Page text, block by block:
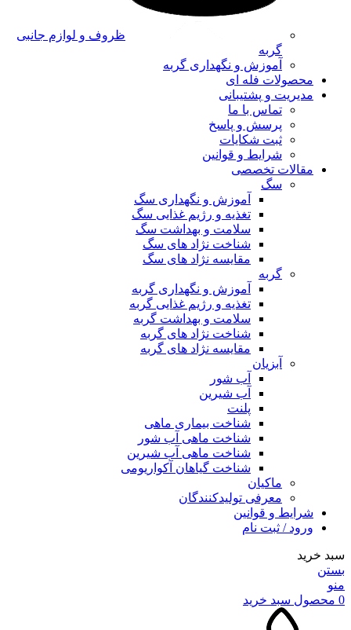
ظروف و لوازم جانبی
گربه
آموزش و نگهداری گربه
محصولات فله ای
مدیریت و پشتیبانی
تماس با ما
پرسش و پاسخ
ثبت شکایات
شرایط و قوانین
مقالات تخصصی
سگ
آموزش و نگهداری سگ
تغذیه و رژیم غذایی سگ
سلامت و بهداشت سگ
شناخت نژاد های سگ
مقایسه نژاد های سگ
گربه
آموزش و نگهداری گربه
تغذیه و رژیم غذایی گربه
سلامت و بهداشت گربه
شناخت نژاد های گربه
مقایسه نژاد های گربه
آبزیان
آب شور
آب شیرین
پلنت
شناخت بیماری ماهی
شناخت ماهی آب شور
شناخت ماهی آب شیرین
شناخت گیاهان آکواریومی
ماکیان
معرفی تولیدکنندگان
شرایط و قوانین
ورود / ثبت نام
سبد خرید
بستن
منو
0 محصول سبد خرید